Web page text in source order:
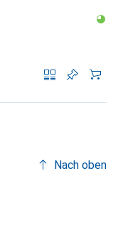
Nach oben